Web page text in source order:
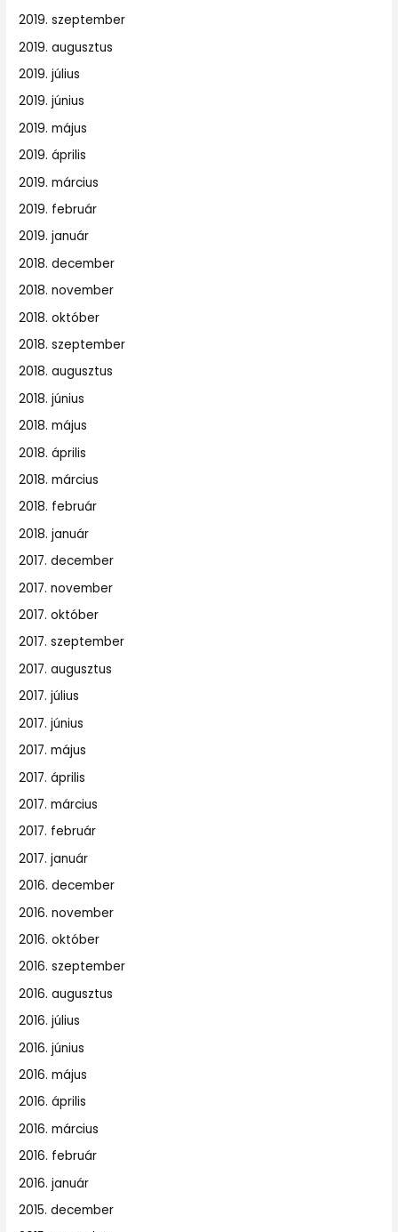
2019. szeptember
2019. augusztus
2019. július
2019. június
2019. május
2019. április
2019. március
2019. február
2019. január
2018. december
2018. november
2018. október
2018. szeptember
2018. augusztus
2018. június
2018. május
2018. április
2018. március
2018. február
2018. január
2017. december
2017. november
2017. október
2017. szeptember
2017. augusztus
2017. július
2017. június
2017. május
2017. április
2017. március
2017. február
2017. január
2016. december
2016. november
2016. október
2016. szeptember
2016. augusztus
2016. július
2016. június
2016. május
2016. április
2016. március
2016. február
2016. január
2015. december